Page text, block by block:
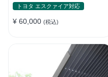
単 汎用 防風
トヨタ エスクァイア対応
¥ 60,000 (税込)